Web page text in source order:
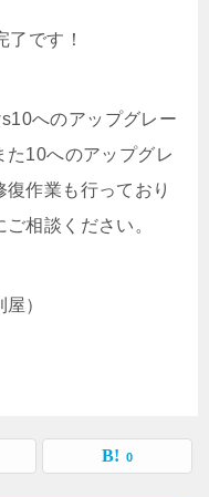
了です！
へのアップグレー
た10へのアップグレ
作業も行っており
相談ください。
）
0